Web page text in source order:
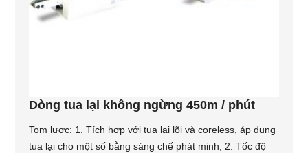
Dòng tua lại không ngừng 450m / phút
Tom lược: 1. Tích hợp với tua lại lõi và coreless, áp dụng
tua lại cho một số bằng sáng chế phát minh; 2. Tốc độ